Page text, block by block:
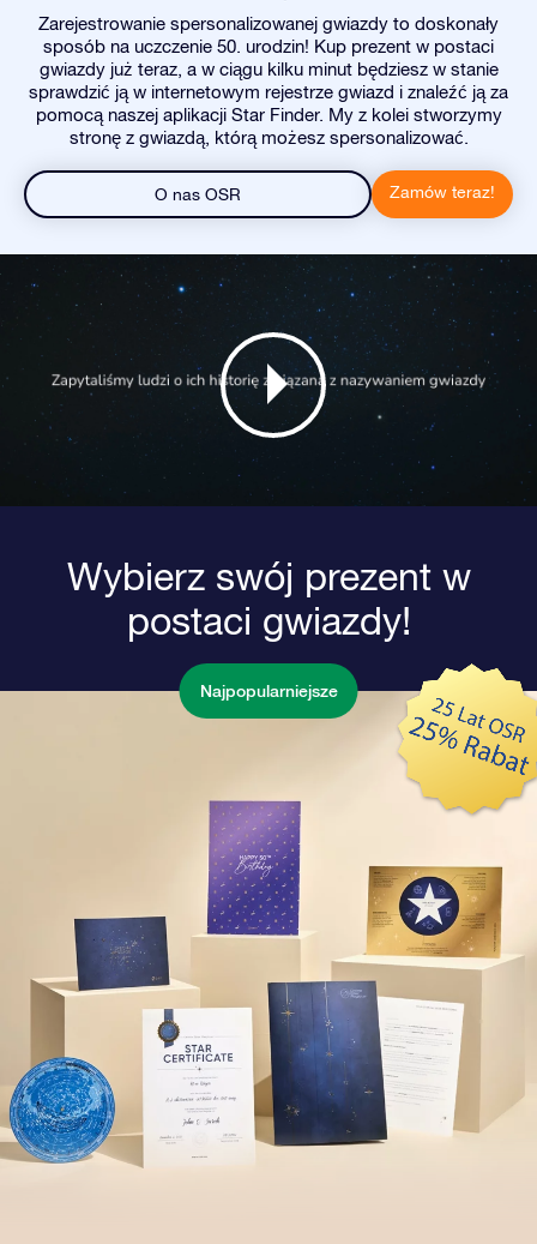
Zarejestrowanie spersonalizowanej gwiazdy to doskonały
sposób na uczczenie 50. urodzin! Kup prezent w postaci
gwiazdy już teraz, a w ciągu kilku minut będziesz w stanie
sprawdzić ją w internetowym rejestrze gwiazd i znaleźć ją za
pomocą naszej aplikacji Star Finder. My z kolei stworzymy
stronę z gwiazdą, którą możesz spersonalizować.
O nas OSR Zamów teraz!
Wybierz swój prezent w
postaci gwiazdy!
Najpopularniejsze